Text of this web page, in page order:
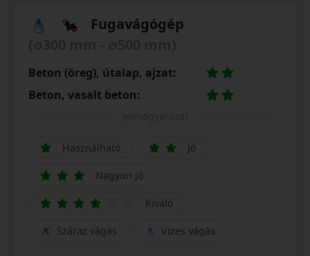
Fugavágógép
Beton (öreg), útalap, ajzat:
Beton, vasalt beton:
Használható Jó
Nagyon jó
Kiváló
Száraz vágás Vizes vágás